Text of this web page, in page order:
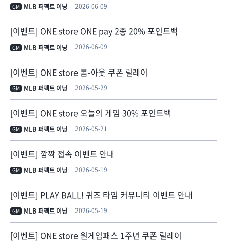
GM MLB 퍼펙트 이닝 2026-06-09
[이벤트] ONE store ONE pay 2종 20% 포인트백
GM MLB 퍼펙트 이닝 2026-06-09
[이벤트] ONE store 봄-아웃 쿠폰 릴레이
GM MLB 퍼펙트 이닝 2026-05-29
[이벤트] ONE store 오늘의 게임 30% 포인트백
GM MLB 퍼펙트 이닝 2026-05-21
[이벤트] 깜짝 접속 이벤트 안내
GM MLB 퍼펙트 이닝 2026-05-19
[이벤트] PLAY BALL! 퀴즈 타임 커뮤니티 이벤트 안내
GM MLB 퍼펙트 이닝 2026-05-19
[이벤트] ONE store 원게임패스 1주년 쿠폰 릴레이